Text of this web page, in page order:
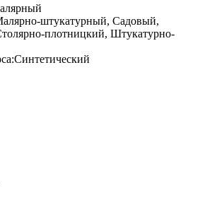
штукатурный, Садовый,
плотницкий, Штукатурно-